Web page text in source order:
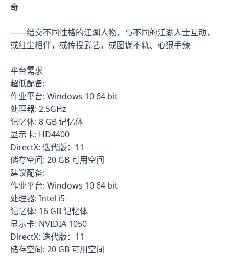
奇
——结交不同性格的江湖人物，与不同的江湖人士互动，
或红尘相伴，或传授武艺，或图谋不轨、心狠手辣
平台需求
超低配备:
作业平台: Windows 10 64 bit
处理器: 2.5GHz
记忆体: 8 GB 记忆体
显示卡: HD4400
DirectX: 迭代版：11
储存空间: 20 GB 可用空间
建议配备:
作业平台: Windows 10 64 bit
处理器: Intel i5
记忆体: 16 GB 记忆体
显示卡: NVIDIA 1050
DirectX: 迭代版：11
储存空间: 20 GB 可用空间